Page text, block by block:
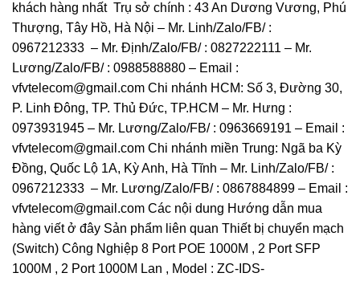
khách hàng nhất Trụ sở chính : 43 An Dương Vương, Phú
Thượng, Tây Hồ, Hà Nội – Mr. Linh/Zalo/FB/ :
0967212333 – Mr. Định/Zalo/FB/ : 0827222111 – Mr.
Lương/Zalo/FB/ : 0988588880 – Email :
vfvtelecom@gmail.com Chi nhánh HCM: Số 3, Đường 30,
P. Linh Đông, TP. Thủ Đức, TP.HCM – Mr. Hưng :
0973931945 – Mr. Lương/Zalo/FB/ : 0963669191 – Email :
vfvtelecom@gmail.com Chi nhánh miền Trung: Ngã ba Kỳ
Đồng, Quốc Lộ 1A, Kỳ Anh, Hà Tĩnh – Mr. Linh/Zalo/FB/ :
0967212333 – Mr. Lương/Zalo/FB/ : 0867884899 – Email :
vfvtelecom@gmail.com Các nội dung Hướng dẫn mua
hàng viết ở đây Sản phẩm liên quan Thiết bị chuyển mạch
(Switch) Công Nghiệp 8 Port POE 1000M , 2 Port SFP
1000M , 2 Port 1000M Lan , Model : ZC-IDS-